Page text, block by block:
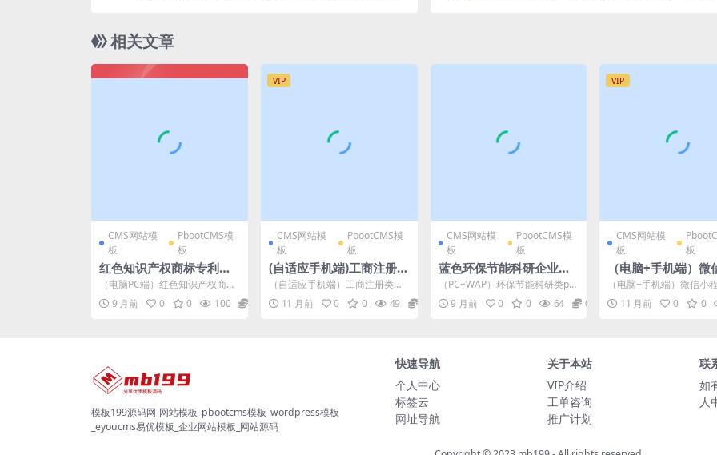
相关文章
CMS网站模
板
PbootCMS模
板
红色知识产权商标专利服
务网站pbootcms模板网
站源码下载
（电脑PC端）红色知识产权商标
专利服务网站PC端模板pbootcm
s模板 开源知...
9 月前 0 0 100
VIP
CMS网站模
板
PbootCMS模
板
(自适应手机端)工商注册类
网站pbootcms模板 财务
代理记账网站源码下载
（自适应手机端）工商注册类网
站pbootcms模板 财务代理记账
网站源码下载pb...
11 月前 0 0 49 19.9
CMS网站模
板
PbootCMS模
板
蓝色环保节能科研企业免
费pbootcms网站模板源
码下载
（PC+WAP）环保节能科研类pb
ootcms网站模板 蓝色环保企业
网站源码下载...
9 月前 0 0 64 0
VIP
CMS网站模
板
板
（电脑+手机端）微
序开发代理展示销售
tcms网站模板
软件开发公司网站
（电脑+手机端）微信小
代理展示销售pbootcms网
(PC+WAP...
11 月前 0 0
模板199源码网-网站模板_pbootcms模板_wordpress模板
_eyoucms易优模板_企业网站模板_网站源码
快速导航
个人中心
标签云
网址导航
关于本站
VIP介绍
工单咨询
推广计划
联
如
人